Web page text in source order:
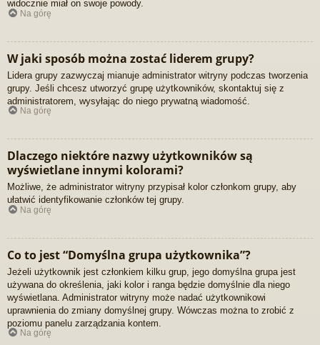
widocznie miał on swoje powody.
Na górę
W jaki sposób można zostać liderem grupy?
Lidera grupy zazwyczaj mianuje administrator witryny podczas tworzenia
grupy. Jeśli chcesz utworzyć grupę użytkowników, skontaktuj się z
administratorem, wysyłając do niego prywatną wiadomość.
Na górę
Dlaczego niektóre nazwy użytkowników są
wyświetlane innymi kolorami?
Możliwe, że administrator witryny przypisał kolor członkom grupy, aby
ułatwić identyfikowanie członków tej grupy.
Na górę
Co to jest “Domyślna grupa użytkownika”?
Jeżeli użytkownik jest członkiem kilku grup, jego domyślna grupa jest
używana do określenia, jaki kolor i ranga będzie domyślnie dla niego
wyświetlana. Administrator witryny może nadać użytkownikowi
uprawnienia do zmiany domyślnej grupy. Wówczas można to zrobić z
poziomu panelu zarządzania kontem.
Na górę